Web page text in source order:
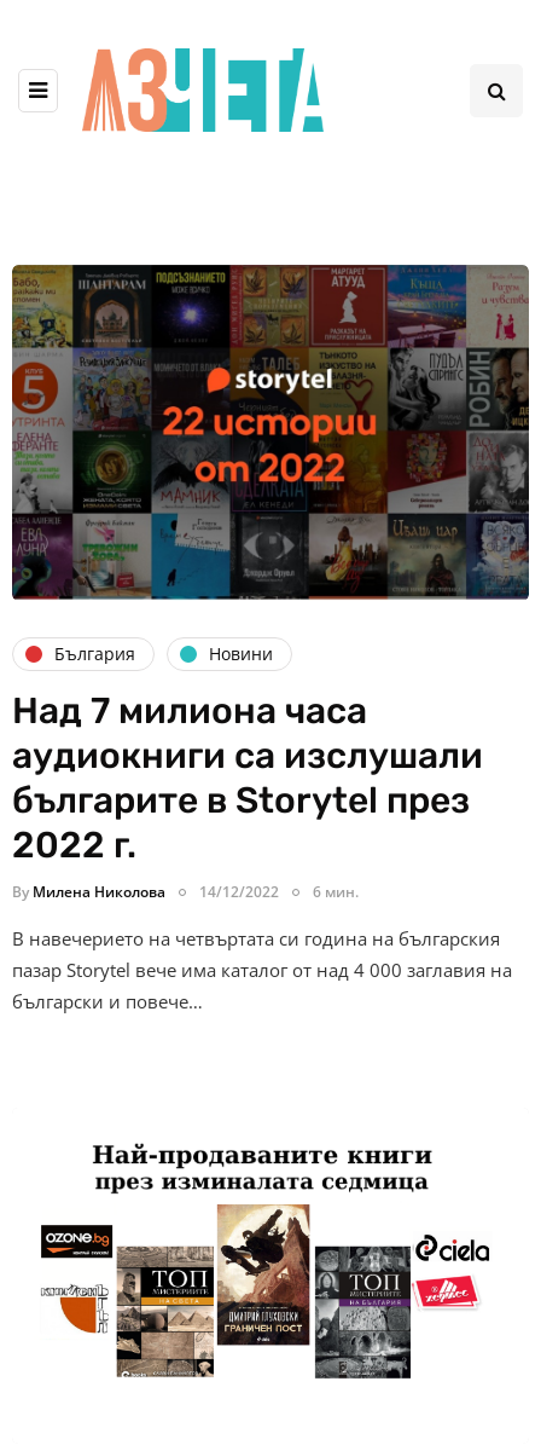
България Новини
Над 7 милиона часа
аудиокниги са изслушали
българите в Storytel през
2022 г.
By Милена Николова 14/12/2022 6 мин.
В навечерието на четвъртата си година на българския
пазар Storytel вече има каталог от над 4 000 заглавия на
български и повече…